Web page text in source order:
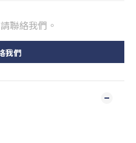
聯絡我們。
我們